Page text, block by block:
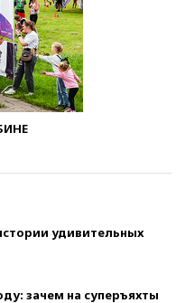
удивительных
зачем на суперъяхты